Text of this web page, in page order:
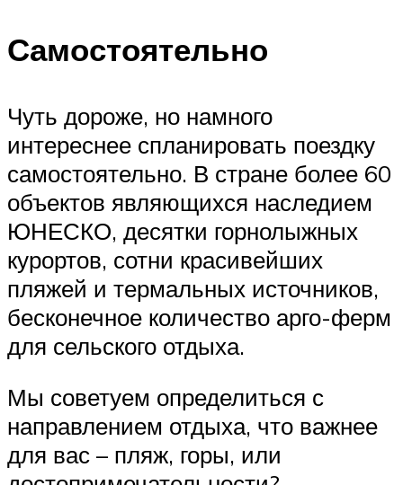
Самостоятельно
Чуть дороже, но намного
интереснее спланировать поездку
самостоятельно. В стране более 60
объектов являющихся наследием
ЮНЕСКО, десятки горнолыжных
курортов, сотни красивейших
пляжей и термальных источников,
бесконечное количество арго-ферм
для сельского отдыха.
Мы советуем определиться с
направлением отдыха, что важнее
для вас – пляж, горы, или